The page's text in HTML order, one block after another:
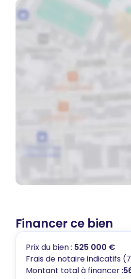
Financer ce bien
Prix du bien : 525 000 €
Frais de notaire indicatifs
Montant total à financer :